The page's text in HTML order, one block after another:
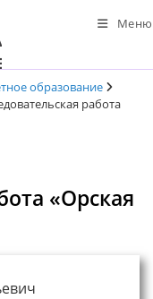
Меню
образование
работа
«Орская